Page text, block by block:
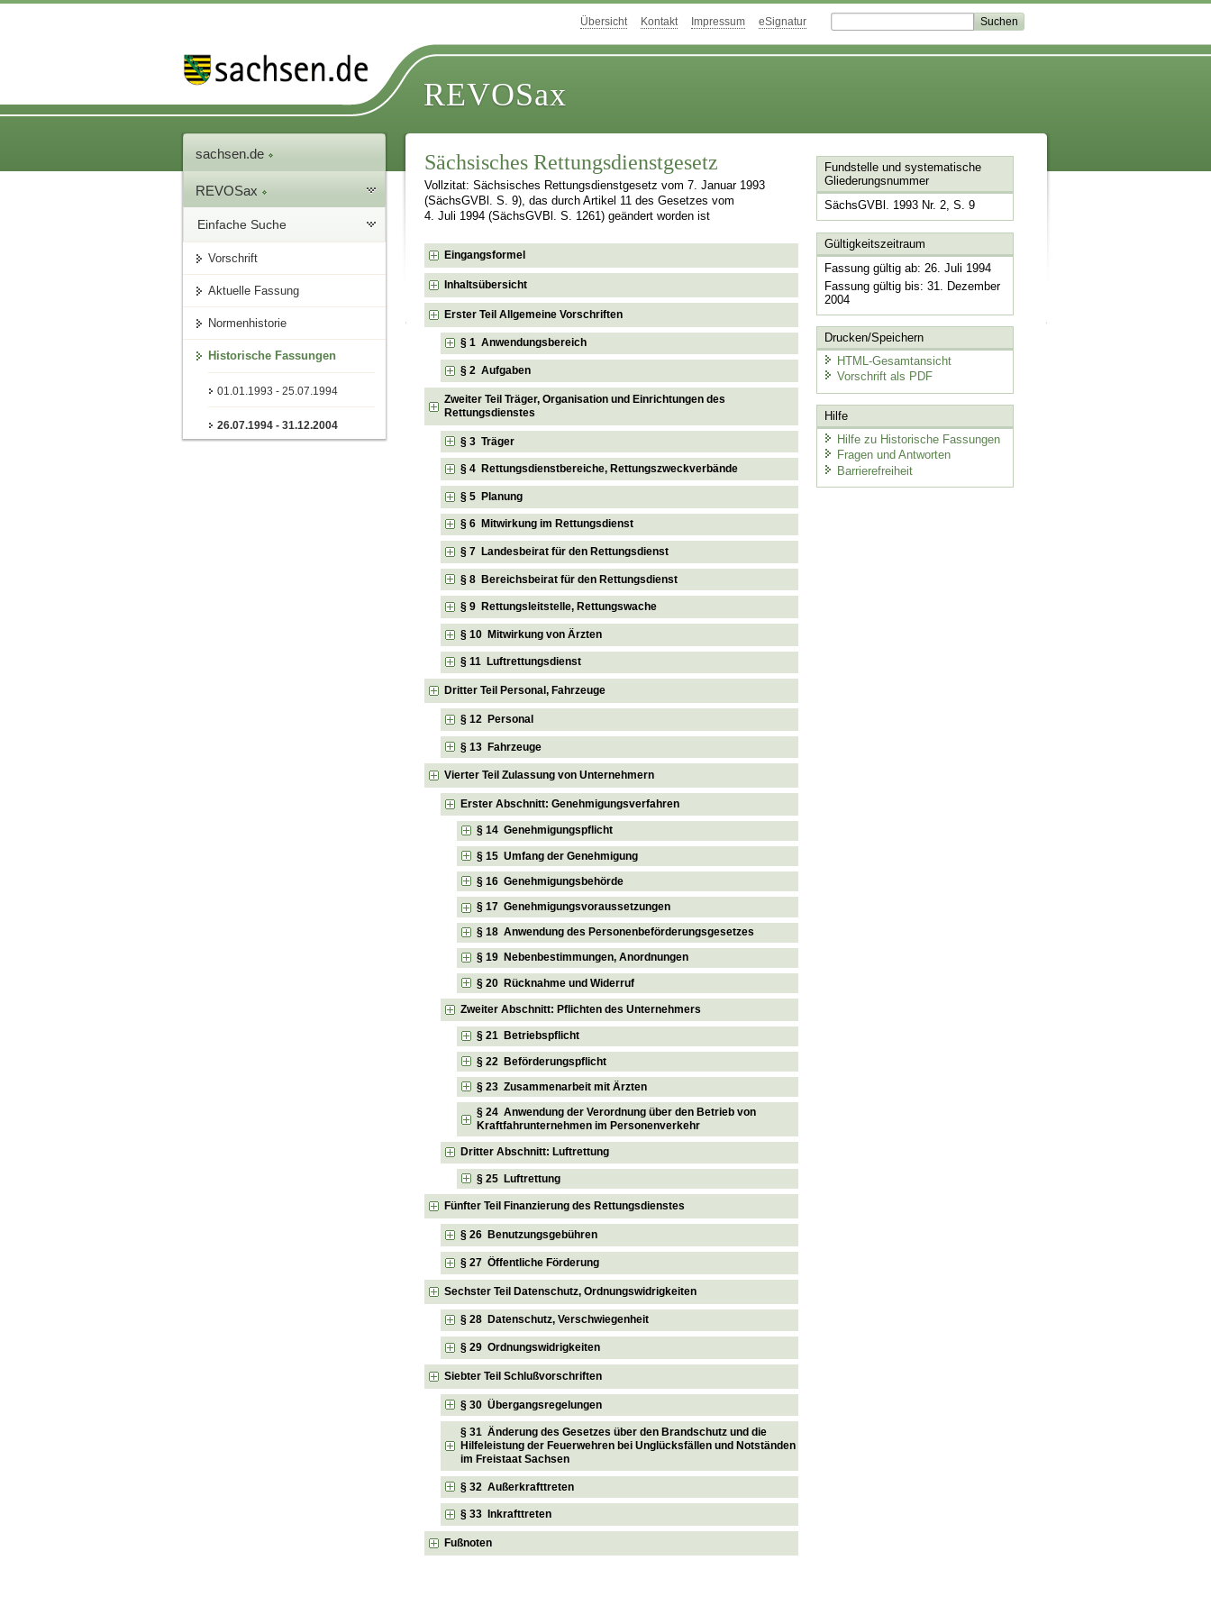
Übersicht Kontakt Impressum eSignatur
REVOSax
sachsen.de
REVOSax
Einfache Suche
Vorschrift
Aktuelle Fassung
Normenhistorie
Historische Fassungen
01.01.1993 - 25.07.1994
26.07.1994 - 31.12.2004
Sächsisches Rettungsdienstgesetz
Vollzitat: Sächsisches Rettungsdienstgesetz vom 7. Januar 1993
(SächsGVBl. S. 9), das durch Artikel 11 des Gesetzes vom
4. Juli 1994 (SächsGVBl. S. 1261) geändert worden ist
Eingangsformel
Inhaltsübersicht
Erster Teil Allgemeine Vorschriften
§ 1 Anwendungsbereich
§ 2 Aufgaben
Zweiter Teil Träger, Organisation und Einrichtungen des
Rettungsdienstes
§ 3 Träger
§ 4 Rettungsdienstbereiche, Rettungszweckverbände
§ 5 Planung
§ 6 Mitwirkung im Rettungsdienst
§ 7 Landesbeirat für den Rettungsdienst
§ 8 Bereichsbeirat für den Rettungsdienst
§ 9 Rettungsleitstelle, Rettungswache
§ 10 Mitwirkung von Ärzten
§ 11 Luftrettungsdienst
Dritter Teil Personal, Fahrzeuge
§ 12 Personal
§ 13 Fahrzeuge
Vierter Teil Zulassung von Unternehmern
Erster Abschnitt: Genehmigungsverfahren
§ 14 Genehmigungspflicht
§ 15 Umfang der Genehmigung
§ 16 Genehmigungsbehörde
§ 17 Genehmigungsvoraussetzungen
§ 18 Anwendung des Personenbeförderungsgesetzes
§ 19 Nebenbestimmungen, Anordnungen
§ 20 Rücknahme und Widerruf
Zweiter Abschnitt: Pflichten des Unternehmers
§ 21 Betriebspflicht
§ 22 Beförderungspflicht
§ 23 Zusammenarbeit mit Ärzten
§ 24 Anwendung der Verordnung über den Betrieb von
Kraftfahrunternehmen im Personenverkehr
Dritter Abschnitt: Luftrettung
§ 25 Luftrettung
Fünfter Teil Finanzierung des Rettungsdienstes
§ 26 Benutzungsgebühren
§ 27 Öffentliche Förderung
Sechster Teil Datenschutz, Ordnungswidrigkeiten
§ 28 Datenschutz, Verschwiegenheit
§ 29 Ordnungswidrigkeiten
Siebter Teil Schlußvorschriften
§ 30 Übergangsregelungen
§ 31 Änderung des Gesetzes über den Brandschutz und die
Hilfeleistung der Feuerwehren bei Unglücksfällen und Notständen
im Freistaat Sachsen
§ 32 Außerkrafttreten
§ 33 Inkrafttreten
Fußnoten
Fundstelle und systematische
Gliederungsnummer
SächsGVBl. 1993 Nr. 2, S. 9
Gültigkeitszeitraum
Fassung gültig ab: 26. Juli 1994
Fassung gültig bis: 31. Dezember
2004
Drucken/Speichern
HTML-Gesamtansicht
Vorschrift als PDF
Hilfe
Hilfe zu Historische Fassungen
Fragen und Antworten
Barrierefreiheit